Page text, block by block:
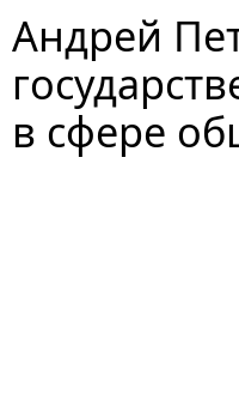
Андрей
в сфере